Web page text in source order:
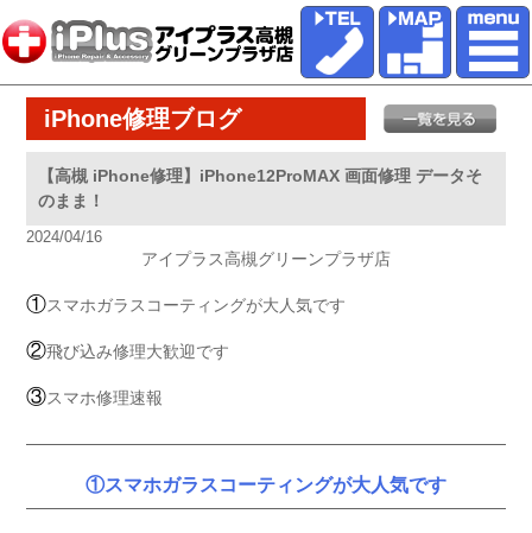
iPhone修理ブログ
【高槻 iPhone修理】iPhone12ProMAX 画面修理 データそ
のまま！
2024/04/16
アイプラス高槻グリーンプラザ店
①スマホガラスコーティングが大人気です
②飛び込み修理大歓迎です
③スマホ修理速報
①スマホガラスコーティングが大人気です